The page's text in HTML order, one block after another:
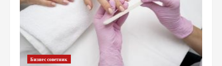
Бизнес советник